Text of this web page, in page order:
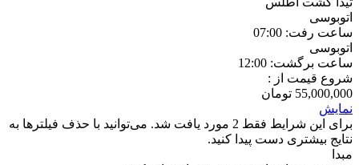
اتوبوسی
ساعت رفت: 07:00
اتوبوسی
ساعت برگشت: 12:00
شروع قیمت از :
55,000,000 تومان
نمایش
برای این شرایط فقط 2 مورد یافت شد. می‌توانید با حذف فیلترها به
نتایج بیشتری دست پیدا کنید.
مبدا